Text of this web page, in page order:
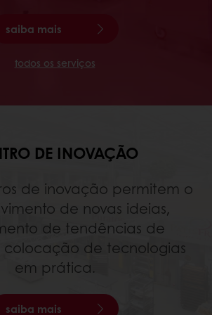
saiba mais
todos os serviços
DE INOVAÇÃO
de inovação permitem o
de novas ideias,
de tendências de
colocação de tecnologias
em prática.
saiba mais